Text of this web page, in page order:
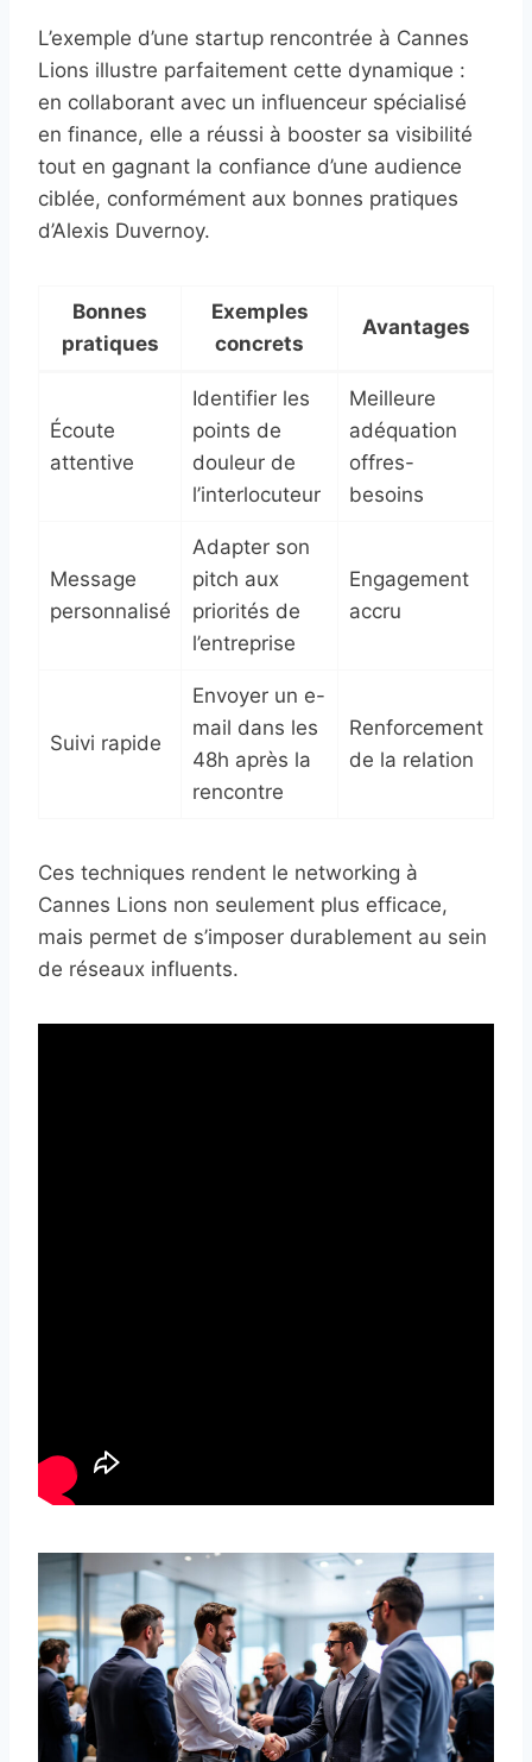
L’exemple d’une startup rencontrée à Cannes
Lions illustre parfaitement cette dynamique :
en collaborant avec un influenceur spécialisé
en finance, elle a réussi à booster sa visibilité
tout en gagnant la confiance d’une audience
ciblée, conformément aux bonnes pratiques
d’Alexis Duvernoy.
Bonnes
pratiques
Exemples
concrets
Avantages
Écoute
attentive
Identifier les
points de
douleur de
l’interlocuteur
Meilleure
adéquation
offres-
besoins
Message
personnalisé
Adapter son
pitch aux
priorités de
l’entreprise
Engagement
accru
Suivi rapide
Envoyer un e-
mail dans les
48h après la
rencontre
Renforcement
de la relation
Ces techniques rendent le networking à
Cannes Lions non seulement plus efficace,
mais permet de s’imposer durablement au sein
de réseaux influents.